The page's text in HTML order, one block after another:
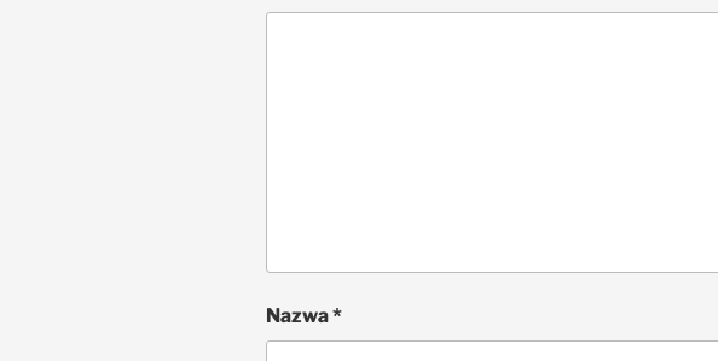
Nazwa*